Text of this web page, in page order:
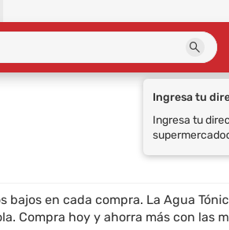
en cada compra. La Agua
Compra hoy y ahorra más con las